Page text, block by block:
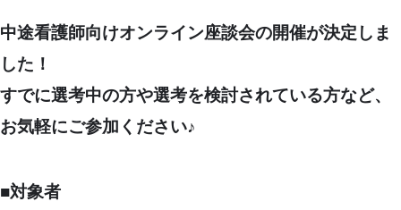
中途看護師向けオンライン座談会の開催が決定しま
した！
すでに選考中の方や選考を検討されている方など、
お気軽にご参加ください♪
■対象者